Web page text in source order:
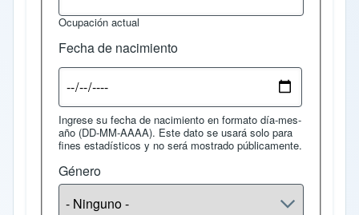
Ocupación actual
Fecha de nacimiento
Fecha
Ingrese su fecha de nacimiento en formato día-mes-
año (DD-MM-AAAA). Este dato se usará solo para
fines estadísticos y no será mostrado públicamente.
Género